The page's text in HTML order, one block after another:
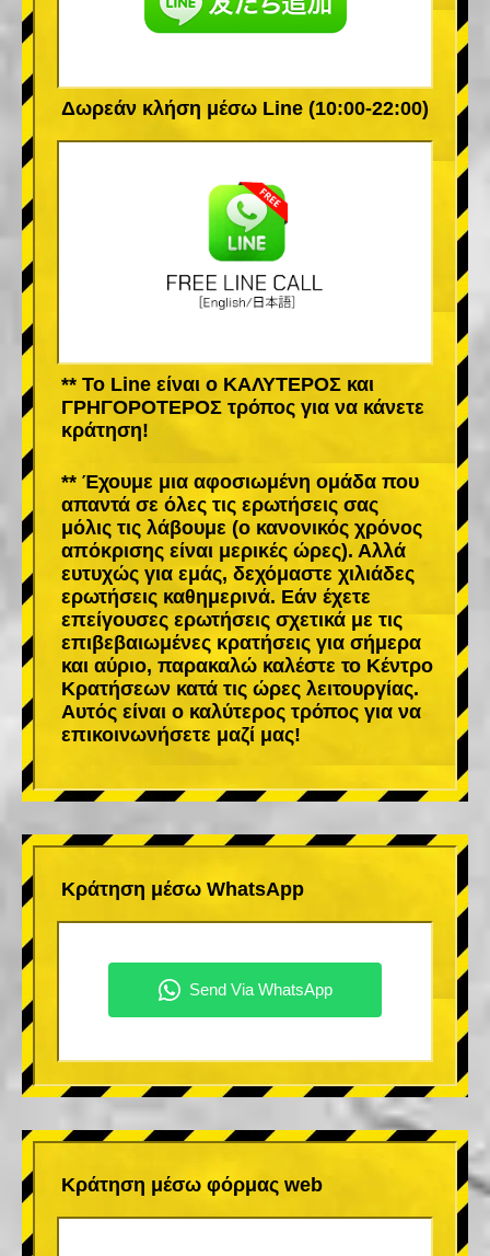
Δωρεάν κλήση μέσω Line (10:00-22:00)
** Το Line είναι ο ΚΑΛΥΤΕΡΟΣ και
ΓΡΗΓΟΡΟΤΕΡΟΣ τρόπος για να κάνετε
κράτηση!
** Έχουμε μια αφοσιωμένη ομάδα που
απαντά σε όλες τις ερωτήσεις σας
μόλις τις λάβουμε (ο κανονικός χρόνος
απόκρισης είναι μερικές ώρες). Αλλά
ευτυχώς για εμάς, δεχόμαστε χιλιάδες
ερωτήσεις καθημερινά. Εάν έχετε
επείγουσες ερωτήσεις σχετικά με τις
επιβεβαιωμένες κρατήσεις για σήμερα
και αύριο, παρακαλώ καλέστε το Κέντρο
Κρατήσεων κατά τις ώρες λειτουργίας.
Αυτός είναι ο καλύτερος τρόπος για να
επικοινωνήσετε μαζί μας!
Κράτηση μέσω WhatsApp
Κράτηση μέσω φόρμας web